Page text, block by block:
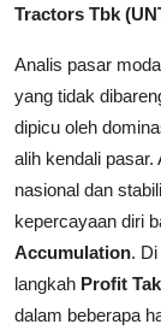
Tractors Tbk
Analis pasar
yang tidak
dipicu oleh
alih kendali
nasional dan
kepercayaan diri
Accumulation.
langkah Profit
dalam beberapa